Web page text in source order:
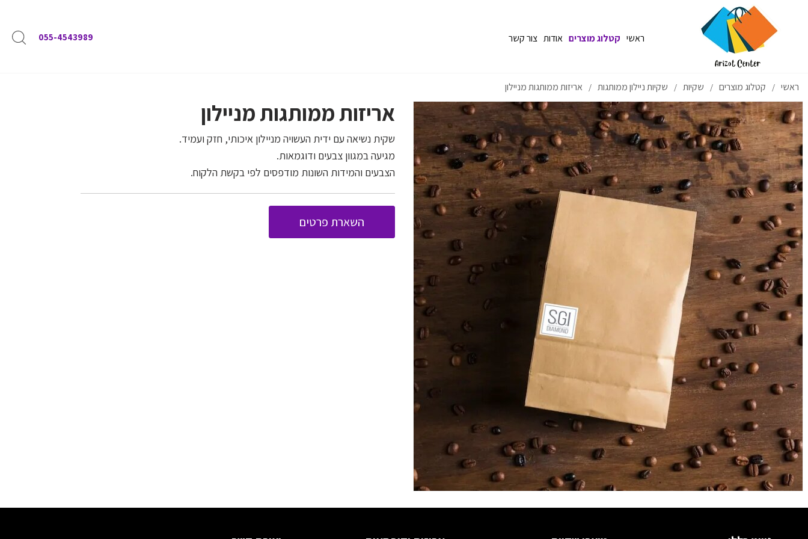
ראשי קטלוג מוצרים אודות צור קשר 055-4543989
ראשי / קטלוג מוצרים / שקיות / שקיות ניילון ממותגות / אריזות ממותגות מניילון
אריזות ממותגות מניילון
שקית נשיאה עם ידית העשויה מניילון איכותי, חזק ועמיד.
מגיעה במגוון צבעים ודוגמאות.
הצבעים והמידות השונות מודפסים לפי בקשת הלקוח.
השארת פרטים